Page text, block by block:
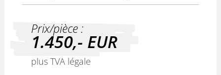
Prix/pièce :
1.450,- EUR
plus TVA légale